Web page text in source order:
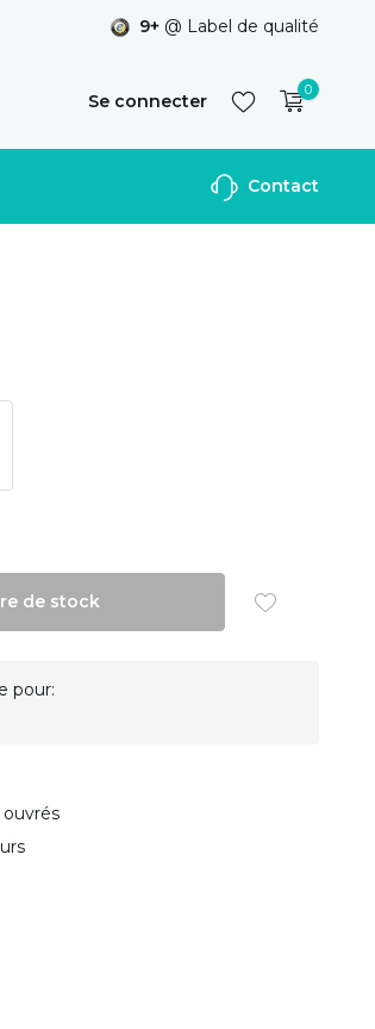
9+ @ Label de qualité
Se connecter
S'inscrire
0
Contact
de stock
pour:
ouvrés